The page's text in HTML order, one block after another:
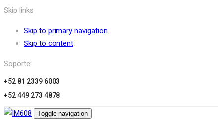
Skip links
Skip to primary navigation
Skip to content
Soporte:
+52 81 2339 6003
+52 449 273 4878
Toggle navigation